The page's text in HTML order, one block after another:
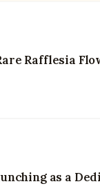
Rafflesia
as a